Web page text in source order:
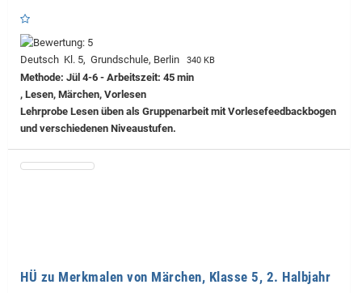
Deutsch Kl. 5, Grundschule, Berlin 340 KB
Methode: Jül 4-6 - Arbeitszeit: 45 min
, Lesen, Märchen, Vorlesen
Lehrprobe Lesen üben als Gruppenarbeit mit Vorlesefeedbackbogen
und verschiedenen Niveaustufen.
HÜ zu Merkmalen von Märchen, Klasse 5, 2. Halbjahr